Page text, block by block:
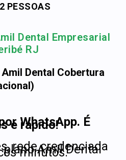
PESSOAS
Dental Empresarial
RJ
Dental Cobertura
WhatsApp. É
e rápido!
rede credenciada
Amil Dental
minutos.